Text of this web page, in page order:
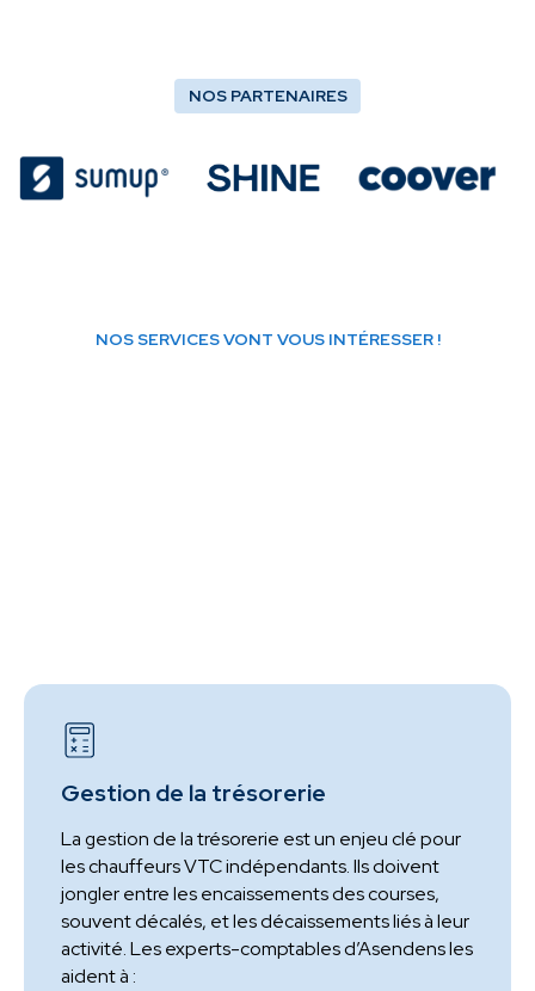
NOS PARTENAIRES
NOS SERVICES VONT VOUS INTÉRESSER !
Gestion de la trésorerie
La gestion de la trésorerie est un enjeu clé pour
les chauffeurs VTC indépendants. Ils doivent
jongler entre les encaissements des courses,
souvent décalés, et les décaissements liés à leur
activité. Les experts-comptables d’Asendens les
aident à :